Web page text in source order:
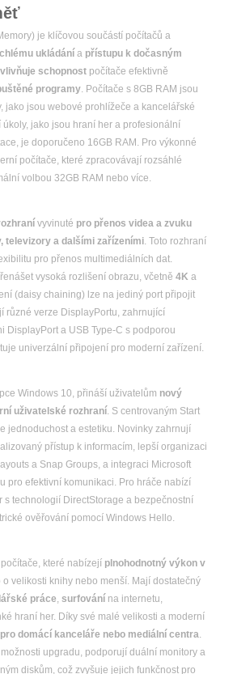
je klíčovou součástí počítačů a
ukládání a přístupu k dočasným
schopnost počítače efektivně
programy. Počítače s 8GB RAM jsou
jako jsou webové prohlížeče a kancelářské
jako jsou hraní her a profesionální
je doporučeno 16GB RAM. Pro výkonné
počítače, které zpracovávají rozsáhlé
volbou 32GB RAM nebo více.
vyvinuté pro přenos videa a zvuku
televizory a dalšími zařízeními. Toto rozhraní
pro přenos multimediálních dat.
vysoká rozlišení obrazu, včetně 4K a
(daisy chaining) lze na jediný port připojit
různé verze DisplayPortu, zahrnující
DisplayPort a USB Type-C s podporou
univerzální připojení pro moderní zařízení.
Windows 10, přináší uživatelům nový
uživatelské rozhraní. S centrovaným Start
jednoduchost a estetiku. Novinky zahrnují
přístup k informacím, lepší organizaci
a Snap Groups, a integraci Microsoft
pro efektivní komunikaci. Pro hráče nabízí
s technologií DirectStorage a bezpečnostní
ověřování pomocí Windows Hello.
které nabízejí plnohodnotný výkon v
o velikosti knihy nebo menší. Mají dostatečný
práce, surfování na internetu,
hraní her. Díky své malé velikosti a moderní
pro domácí kanceláře nebo mediální centra.
upgradu, podporují duální monitory a
diskům, což zvyšuje jejich funkčnost pro